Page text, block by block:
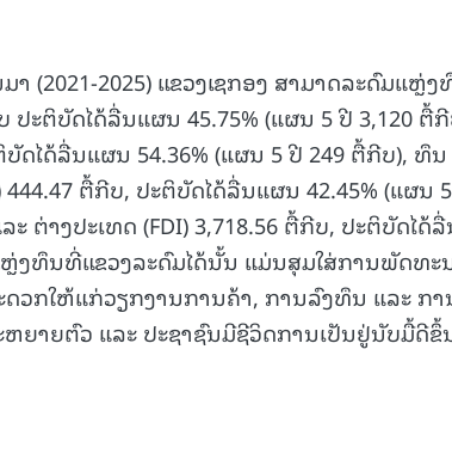
(2021-2025) ແຂວງເຊກອງ ສາມາດລະດົມແຫຼ່ງ
ະຕິບັດໄດ້ລື່ນແຜນ 45.75% (ແຜນ 5 ປີ 3,120 ຕື້
ໄດ້ລື່ນແຜນ 54.36% (ແຜນ 5 ປີ 249 ຕື້ກີບ), ທຶນ
ຕື້ກີບ, ປະຕິບັດໄດ້ລື່ນແຜນ 42.45% (ແຜນ
ຕ່າງປະເທດ (FDI) 3,718.56 ຕື້ກີບ, ປະຕິບັດໄດ້
ງທຶນທີ່ແຂວງລະດົມໄດ້ນັ້ນ ແມ່ນສຸມໃສ່ການພັດທະ
ວກໃຫ້ແກ່ວຽກງານການຄ້າ, ການລົງທຶນ ແລະ ກາ
ຍາຍຕົວ ແລະ ປະຊາຊົນມີຊີວິດການເປັນຢູ່ນັບມື້ດີຂຶ້